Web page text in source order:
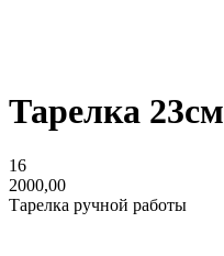
Тарелка 23см
16
2000,00
Тарелка ручной работы